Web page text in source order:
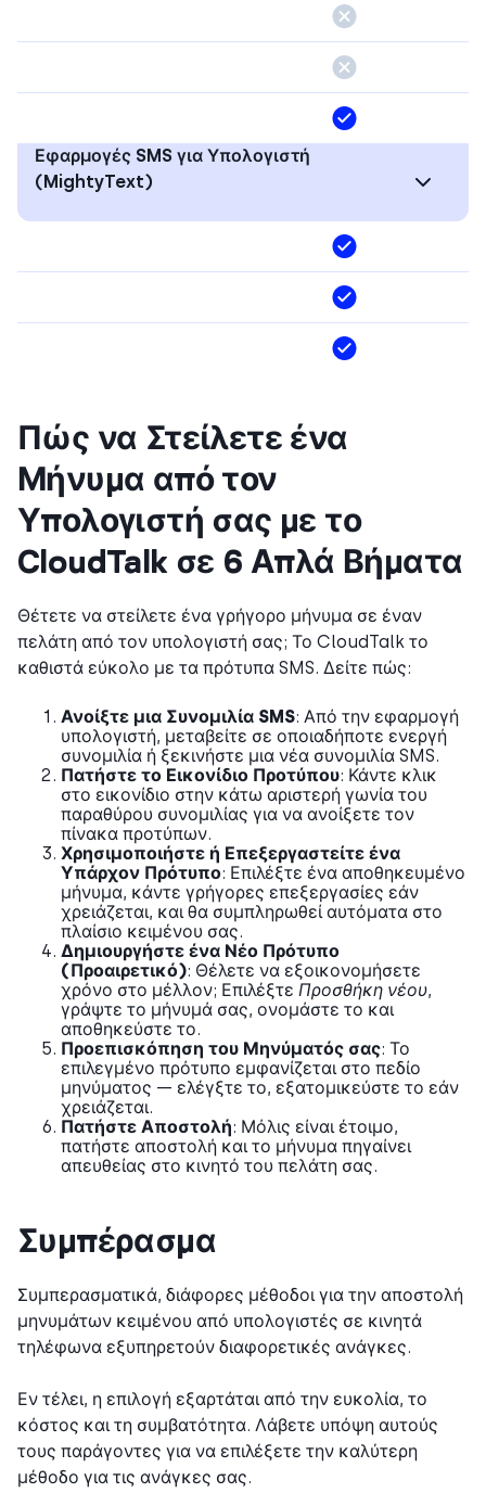
Εφαρμογές SMS για Υπολογιστή
(MightyText)
Πώς να Στείλετε ένα
Μήνυμα από τον
Υπολογιστή σας με το
CloudTalk σε 6 Απλά Βήματα
Θέτετε να στείλετε ένα γρήγορο μήνυμα σε έναν
πελάτη από τον υπολογιστή σας; Το CloudTalk το
καθιστά εύκολο με τα πρότυπα SMS. Δείτε πώς:
Ανοίξτε μια Συνομιλία SMS: Από την εφαρμογή
υπολογιστή, μεταβείτε σε οποιαδήποτε ενεργή
συνομιλία ή ξεκινήστε μια νέα συνομιλία SMS.
Πατήστε το Εικονίδιο Προτύπου: Κάντε κλικ
στο εικονίδιο στην κάτω αριστερή γωνία του
παραθύρου συνομιλίας για να ανοίξετε τον
πίνακα προτύπων.
Χρησιμοποιήστε ή Επεξεργαστείτε ένα
Υπάρχον Πρότυπο: Επιλέξτε ένα αποθηκευμένο
μήνυμα, κάντε γρήγορες επεξεργασίες εάν
χρειάζεται, και θα συμπληρωθεί αυτόματα στο
πλαίσιο κειμένου σας.
Δημιουργήστε ένα Νέο Πρότυπο
(Προαιρετικό): Θέλετε να εξοικονομήσετε
χρόνο στο μέλλον; Επιλέξτε Προσθήκη νέου,
γράψτε το μήνυμά σας, ονομάστε το και
αποθηκεύστε το.
Προεπισκόπηση του Μηνύματός σας: Το
επιλεγμένο πρότυπο εμφανίζεται στο πεδίο
μηνύματος — ελέγξτε το, εξατομικεύστε το εάν
χρειάζεται.
Πατήστε Αποστολή: Μόλις είναι έτοιμο,
πατήστε αποστολή και το μήνυμα πηγαίνει
απευθείας στο κινητό του πελάτη σας.
Συμπέρασμα
Συμπερασματικά, διάφορες μέθοδοι για την αποστολή
μηνυμάτων κειμένου από υπολογιστές σε κινητά
τηλέφωνα εξυπηρετούν διαφορετικές ανάγκες.
Εν τέλει, η επιλογή εξαρτάται από την ευκολία, το
κόστος και τη συμβατότητα. Λάβετε υπόψη αυτούς
τους παράγοντες για να επιλέξετε την καλύτερη
μέθοδο για τις ανάγκες σας.